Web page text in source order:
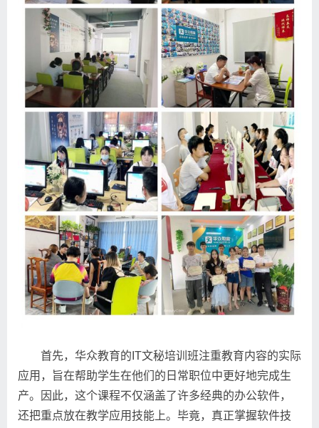
首先，华众教育的IT文秘培训班注重教育内容的实际
应用，旨在帮助学生在他们的日常职位中更好地完成生
产。因此，这个课程不仅涵盖了许多经典的办公软件，
还把重点放在教学应用技能上。毕竟，真正掌握软件技